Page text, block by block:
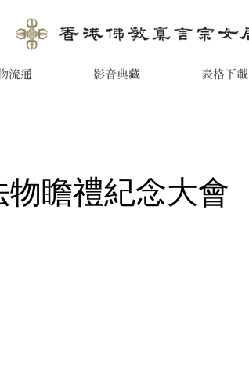
流通 影音典藏 表格下載
瞻禮紀念大會